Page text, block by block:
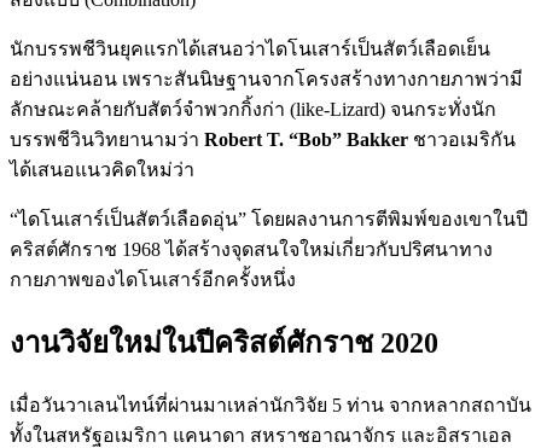
นักบรรพชีวินยุคแรกได้เสนอว่าไดโนเสาร์เป็นสัตว์เลือดเย็น
อย่างแน่นอน เพราะสันนิษฐานจากโครงสร้างทางกายภาพว่ามี
ลักษณะคล้ายกับสัตว์จำพวกกิ้งก่า (like-Lizard) จนกระทั่งนัก
บรรพชีวินวิทยานามว่า Robert T. “Bob” Bakker ชาวอเมริกัน
ได้เสนอแนวคิดใหม่ว่า
“ไดโนเสาร์เป็นสัตว์เลือดอุ่น” โดยผลงานการตีพิมพ์ของเขาในปี
คริสต์ศักราช 1968 ได้สร้างจุดสนใจใหม่เกี่ยวกับปริศนาทาง
กายภาพของไดโนเสาร์อีกครั้งหนึ่ง
งานวิจัยใหม่ในปีคริสต์ศักราช 2020
เมื่อวันวาเลนไทน์ที่ผ่านมาเหล่านักวิจัย 5 ท่าน จากหลากสถาบัน
ทั้งในสหรัฐอเมริกา แคนาดา สหราชอาณาจักร และอิสราเอล